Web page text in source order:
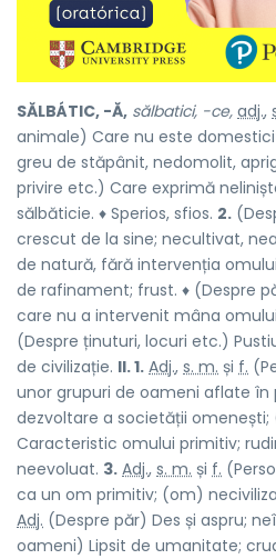
SĂLBÁTIC, -Ă, sălbatici, -ce, adj.,
animale) Care nu este
greu de stăpânit, nedomolit,
privire etc.) Care exprimă
sălbăticie. ♦ Sperios, sfios. 2.
crescut de la sine; necultivat,
de natură, fără intervenția
de rafinament; frust. ♦ (Despre
care nu a intervenit mâna
(Despre ținuturi, locuri etc.)
de civilizație. II. 1. Adj., s. m. și f.
unor grupuri de oameni aflate în
dezvoltare a societății
Caracteristic omului primitiv;
neevoluat. 3. Adj., s. m. și f.
ca un om primitiv; (om)
Adj. (Despre păr) Des și aspru;
oameni) Lipsit de umanitate;